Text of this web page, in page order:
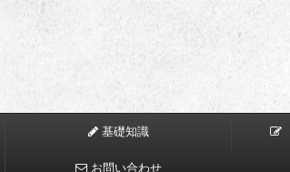
基礎知識
お問い合わせ